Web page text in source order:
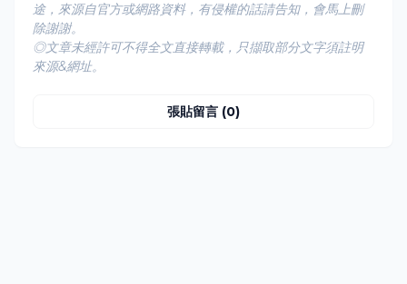
途，來源自官方或網路資料，有侵權的話請告知，會馬上刪
除謝謝。
◎文章未經許可不得全文直接轉載，只擷取部分文字須註明
來源&網址。
張貼留言 (0)